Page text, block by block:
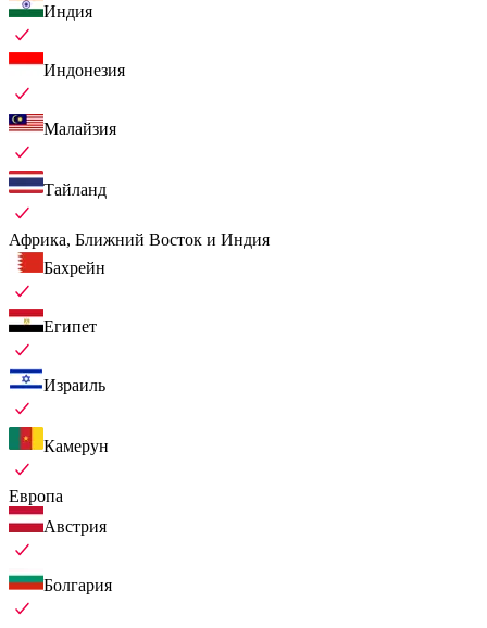
Индия
Индонезия
Малайзия
Тайланд
Африка, Ближний Восток и Индия
Бахрейн
Египет
Израиль
Камерун
Европа
Австрия
Болгария